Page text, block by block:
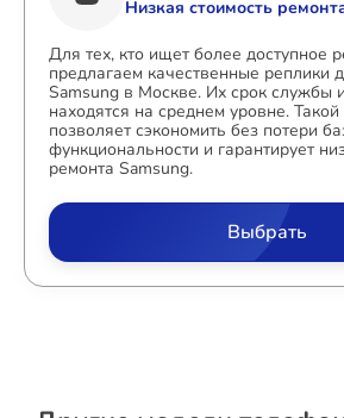
Низкая стоимость
Для тех, кто ищет более доступное
предлагаем качественные реплики
Samsung в Москве. Их срок службы
находятся на среднем уровне.
позволяет сэкономить без потери
функциональности и гарантирует
ремонта Samsung.
Выбрать